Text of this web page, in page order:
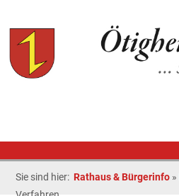
Sie sind hier: Rathaus & Bürgerinfo »